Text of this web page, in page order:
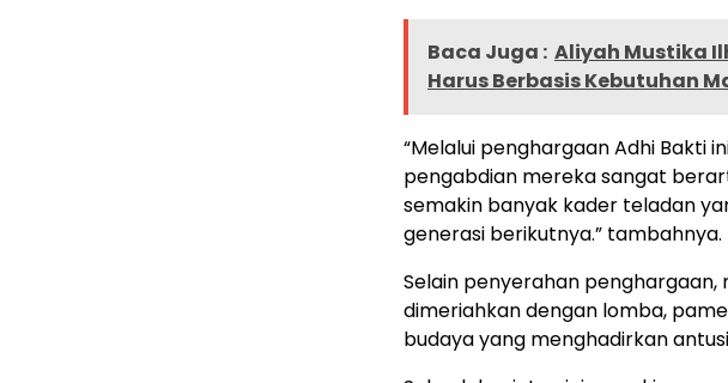
Baca Juga : Aliyah Mustika
Harus Berbasis Kebutuhan
“Melalui penghargaan Adhi Bakti
pengabdian mereka sangat
semakin banyak kader teladan
generasi berikutnya.” tambahnya.
Selain penyerahan penghargaan,
dimeriahkan dengan lomba,
budaya yang menghadirkan